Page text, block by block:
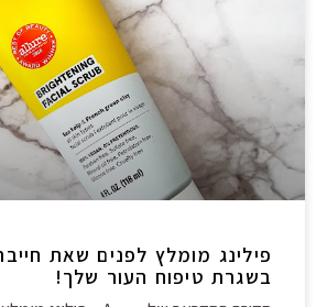
פילינג מומלץ לפנים שאת
בשגרת טיפוח העור שלך!